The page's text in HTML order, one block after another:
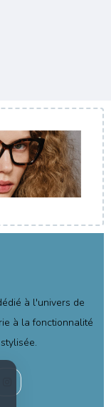
à l'univers de
à la fonctionnalité